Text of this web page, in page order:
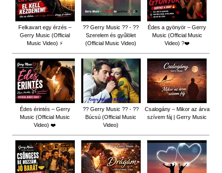
Felkavart egy érzés –
Gerry Music (Official
Music Video) ⚡
?? Gerry Music ?? - ??
Szerelem és gyűlölet
(Official Music Video)
Édes a gyönyör – Gerry
Music (Official Music
Video) ?❤️
Édes érintés – Gerry
Music (Official Music
Video) ❤️
?? Gerry Music ?? - ??
Búcsú (Official Music
Video)
Csalogány – Mikor az árva
szívem fáj | Gerry Music